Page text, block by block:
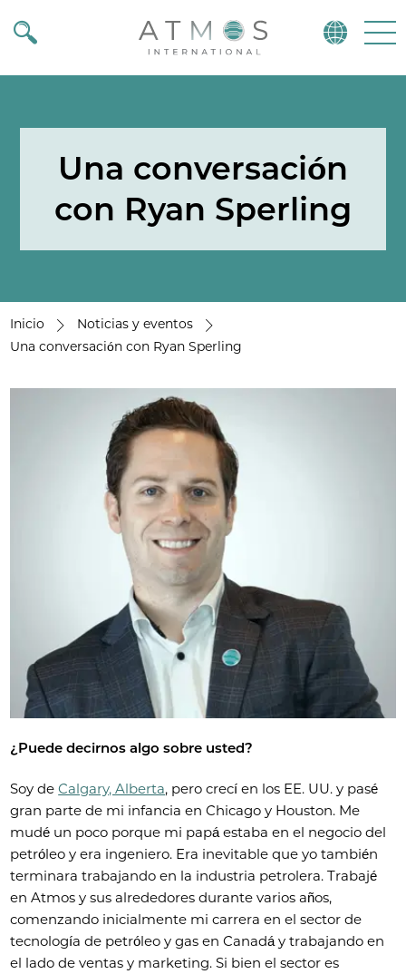
Atmos
Una conversación
con Ryan Sperling
Inicio
Noticias y eventos
Una conversación con Ryan Sperling
¿Puede decirnos algo sobre usted?
Soy deCalgary, Alberta, pero crecí en los EE. UU. y pasé
gran parte de mi infancia en Chicago y Houston. Me
mudé un poco porque mi papá estaba en el negocio del
petróleo y era ingeniero. Era inevitable que yo también
terminara trabajando en la industria petrolera. Trabajé
en Atmos y sus alrededores durante varios años,
comenzando inicialmente mi carrera en el sector de
tecnología de petróleo y gas en Canadá y trabajando en
el lado de ventas y marketing. Si bien el sector es